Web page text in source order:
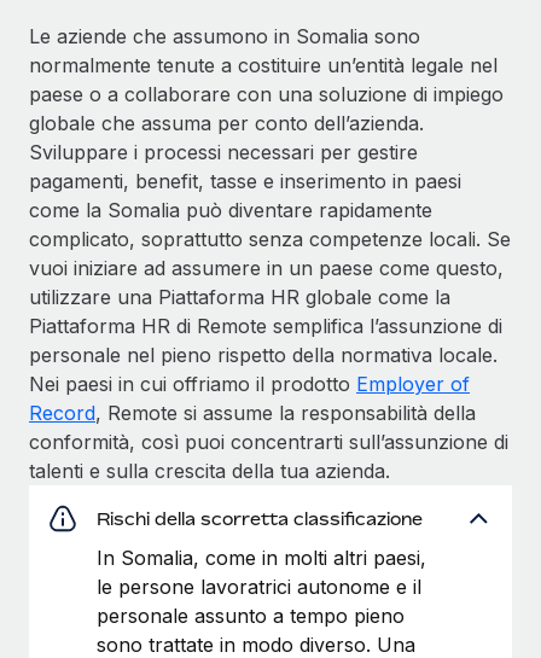
Le aziende che assumono in Somalia sono
normalmente tenute a costituire un’entità legale nel
paese o a collaborare con una soluzione di impiego
globale che assuma per conto dell’azienda.
Sviluppare i processi necessari per gestire
pagamenti, benefit, tasse e inserimento in paesi
come la Somalia può diventare rapidamente
complicato, soprattutto senza competenze locali. Se
vuoi iniziare ad assumere in un paese come questo,
utilizzare una Piattaforma HR globale come la
Piattaforma HR di Remote semplifica l’assunzione di
personale nel pieno rispetto della normativa locale.
Nei paesi in cui offriamo il prodotto Employer of
Record, Remote si assume la responsabilità della
conformità, così puoi concentrarti sull’assunzione di
talenti e sulla crescita della tua azienda.
Rischi della scorretta classificazione
In Somalia, come in molti altri paesi,
le persone lavoratrici autonome e il
personale assunto a tempo pieno
sono trattate in modo diverso. Una